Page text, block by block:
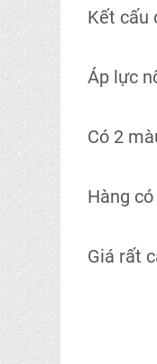
Kết cấu
Áp lực
Có 2
Hàng
Giá rất